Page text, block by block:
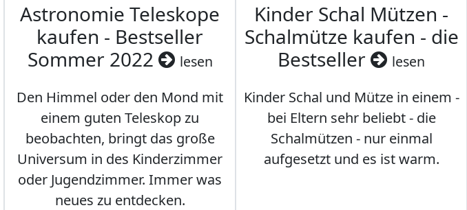
Astronomie Teleskope
kaufen - Bestseller
Sommer 2022
lesen
Den Himmel oder den Mond mit
einem guten Teleskop zu
beobachten, bringt das große
Universum in des Kinderzimmer
oder Jugendzimmer. Immer was
neues zu entdecken.
Kinder Schal Mützen -
Schalmütze kaufen - die
Bestseller
lesen
Kinder Schal und Mütze in einem -
bei Eltern sehr beliebt - die
Schalmützen - nur einmal
aufgesetzt und es ist warm.